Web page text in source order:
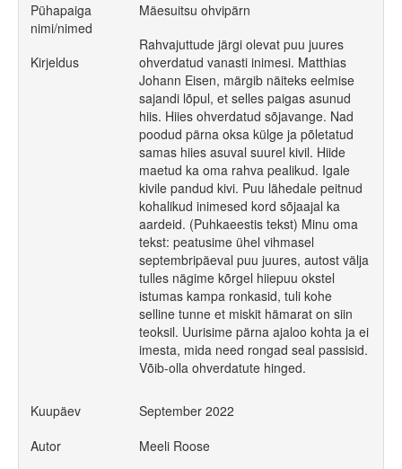
Pühapaiga
nimi/nimed
Mäesuitsu ohvipärn
Kirjeldus
Rahvajuttude järgi olevat puu juures
ohverdatud vanasti inimesi. Matthias
Johann Eisen, märgib näiteks eelmise
sajandi lõpul, et selles paigas asunud
hiis. Hiies ohverdatud sõjavange. Nad
poodud pärna oksa külge ja põletatud
samas hiies asuval suurel kivil. Hiide
maetud ka oma rahva pealikud. Igale
kivile pandud kivi. Puu lähedale peitnud
kohalikud inimesed kord sõjaajal ka
aardeid. (Puhkaeestis tekst) Minu oma
tekst: peatusime ühel vihmasel
septembripäeval puu juures, autost välja
tulles nägime kõrgel hiiepuu okstel
istumas kampa ronkasid, tuli kohe
selline tunne et miskit hämarat on siin
teoksil. Uurisime pärna ajaloo kohta ja ei
imesta, mida need rongad seal passisid.
Võib-olla ohverdatute hinged.
Kuupäev
September 2022
Autor
Meeli Roose